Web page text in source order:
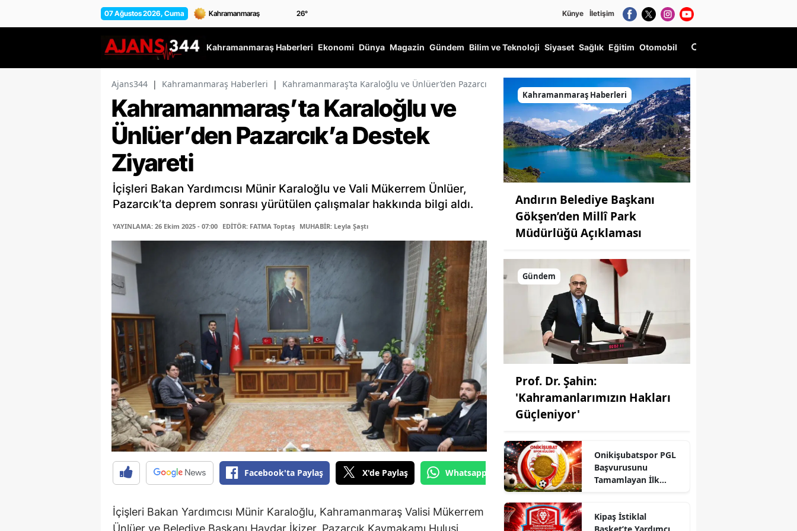
07 Ağustos 2026, Cuma 26° Künye İletişim
Kahramanmaraş Haberleri Ekonomi Dünya Magazin Gündem Bilim ve Teknoloji Siyaset Sağlık Eğitim Otomobil
Ajans344 | Kahramanmaraş Haberleri | Kahramanmaraş’ta Karaloğlu ve Ünlüer’den Pazarcık’a Destek Ziyareti
Kahramanmaraş’ta Karaloğlu ve
Ünlüer’den Pazarcık’a Destek
Ziyareti
İçişleri Bakan Yardımcısı Münir Karaloğlu ve Vali Mükerrem Ünlüer,
Pazarcık’ta deprem sonrası yürütülen çalışmalar hakkında bilgi aldı.
YAYINLAMA: 26 Ekim 2025 - 07:00 EDİTÖR: FATMA Toptaş MUHABİR: Leyla Şaştı
Facebook'ta Paylaş X'de Paylaş Whatsapp'tan Gönder
İçişleri Bakan Yardımcısı Münir Karaloğlu, Kahramanmaraş Valisi Mükerrem
Kahramanmaraş Haberleri
Andırın Belediye Başkanı
Gökşen’den Millî Park
Müdürlüğü Açıklaması
Gündem
Prof. Dr. Şahin:
'Kahramanlarımızın Hakları
Güçleniyor'
Onikişubatspor PGL
Başvurusunu
Tamamlayan İlk
Kipaş İstiklal